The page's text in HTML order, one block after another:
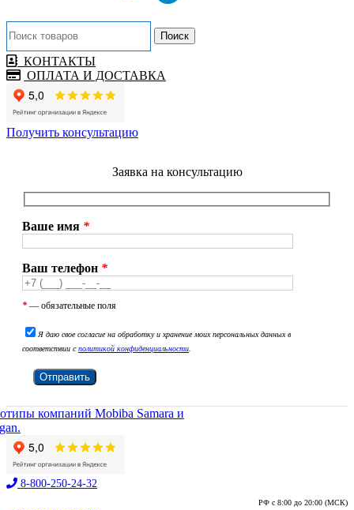
Поиск
КОНТАКТЫ
ОПЛАТА И ДОСТАВКА
Получить консультацию
Заявка на консультацию
Ваше имя *
Ваш телефон *
* — обязательные поля
Я даю свое согласие на обработку и хранение моих персональных данных в
соответствии сполитикой конфиденциальности
8-800-250-24-32
РФ с 8:00 до 20:00 (МСК)